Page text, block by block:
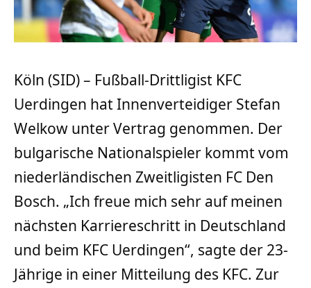
Köln (SID) – Fußball-Drittligist KFC
Uerdingen hat Innenverteidiger Stefan
Welkow unter Vertrag genommen. Der
bulgarische Nationalspieler kommt vom
niederländischen Zweitligisten FC Den
Bosch. „Ich freue mich sehr auf meinen
nächsten Karriereschritt in Deutschland
und beim KFC Uerdingen“, sagte der 23-
Jährige in einer Mitteilung des KFC. Zur